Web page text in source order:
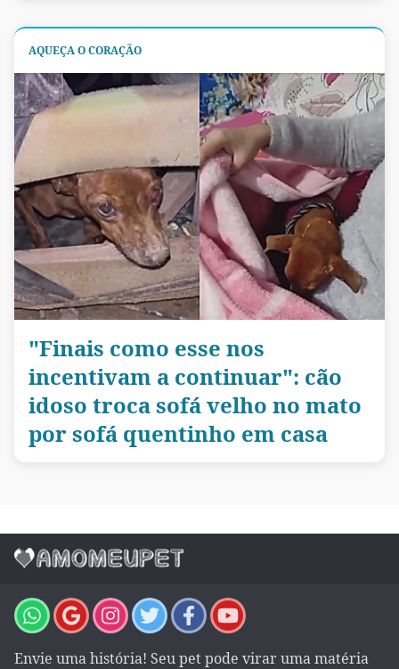
AQUEÇA O CORAÇÃO
"Finais como esse nos
incentivam a continuar": cão
idoso troca sofá velho no mato
por sofá quentinho em casa
Envie uma história! Seu pet pode virar uma matéria